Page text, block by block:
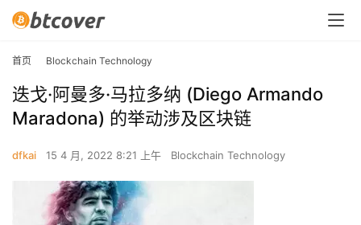
首页 Blockchain Technology
迭戈·阿曼多·马拉多纳 (Diego Armando
Maradona) 的举动涉及区块链
dfkai 15 4 月, 2022 8:21 上午 Blockchain Technology